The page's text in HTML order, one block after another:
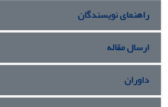
راهنمای نویسندگان
ارسال مقاله
داوران